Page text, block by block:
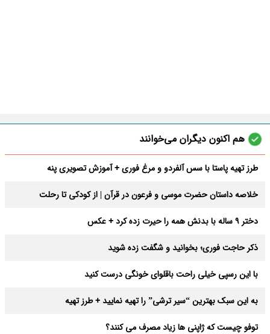
هم اکنون دیگران می‌خوانند
طرز تهیه پاستا با سس آلفردو و مرغ فوری + آموزش تصویری پنه
خلاصه داستان حضرت موسی و فرعون در قرآن | از کودکی تا رحلت
دختر 9 ساله با بدنش همه را حیرت زده کرد + عکس
ذکر حاجت فوری؛ بخوانید و شگفت زده شوید
با این رسپی خیلی راحت باقلوای خونگی درست کنید
به این سبک بهترین “سیر ترشی” را تهیه نمایید + طرز تهیه
توفو چیست که ژاپنی ها زیاد مصرف می کنند؟